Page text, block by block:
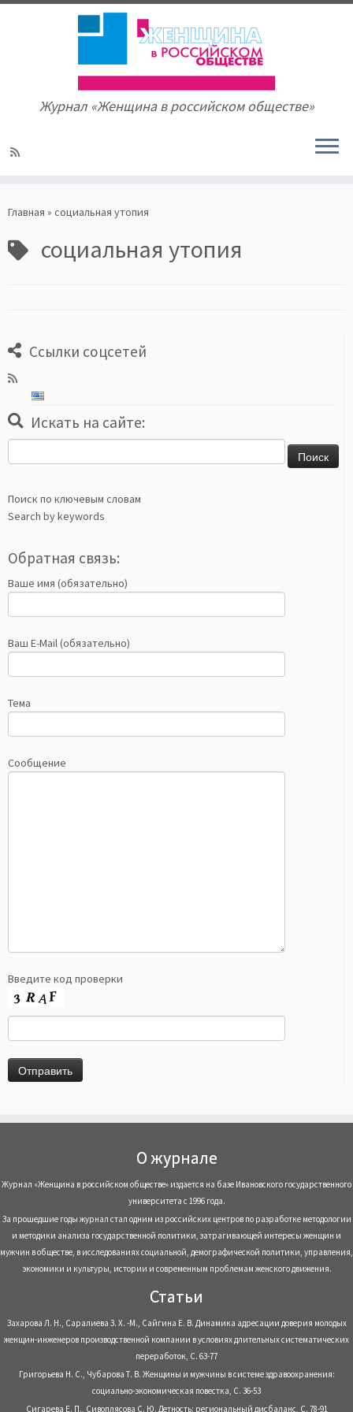
to
Журнал «Женщина в российском обществе»
Главная » социальная утопия
социальная утопия
Ссылки соцсетей
Искать на сайте:
Поиск по ключевым словам
Search by keywords
Обратная связь:
Ваше имя (обязательно)
Ваш E-Mail (обязательно)
Тема
Сообщение
Введите код проверки
О журнале
Журнал «Женщина в российском обществе» издается на базе Ивановского государственного
университета с 1996 года.
За прошедшие годы журнал стал одним из российских центров по разработке методологии
и методики анализа государственной политики, затрагивающей интересы женщин и
мужчин в обществе, в исследованиях социальной, демографической политики, управления,
экономики и культуры, истории и современным проблемам женского движения.
Статьи
Захарова Л. Н., Саралиева З. Х. -М., Сайгина Е. В. Динамика адресации доверия молодых
женщин-инженеров производственной компании в условиях длительных систематических
переработок, С. 63-77
Григорьева Н. С., Чубарова Т. В. Женщины и мужчины в системе здравоохранения:
социально-экономическая повестка, С. 36-53
Сигарева Е. П., Сивоплясова С. Ю. Детность: региональный дисбаланс, С. 78-91